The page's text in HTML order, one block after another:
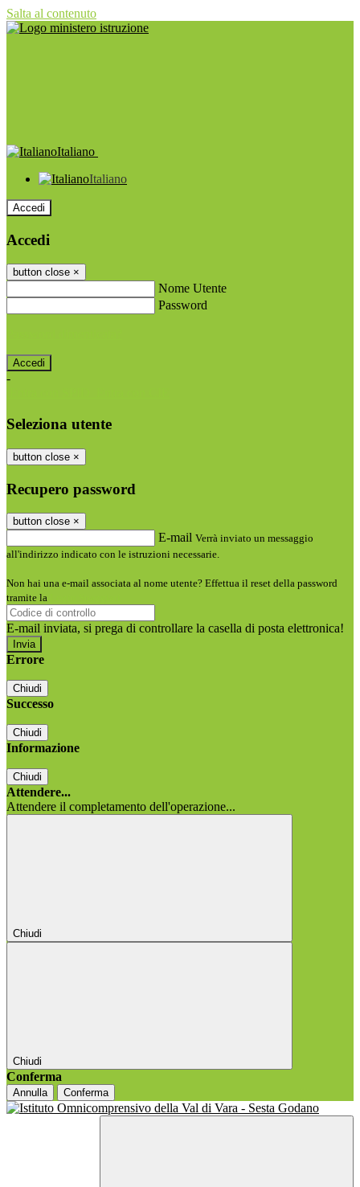
Salta al contenuto
Italiano
Italiano
Accedi
Accedi
button close ×
Nome Utente
Password
-
Seleziona utente
button close ×
Recupero password
button close ×
E-mail Verrà inviato un messaggio
all'indirizzo indicato con le istruzioni necessarie.
Non hai una e-mail associata al nome utente? Effettua il reset della password
tramite la
E-mail inviata, si prega di controllare la casella di posta elettronica!
Errore
Chiudi
Successo
Chiudi
Informazione
Chiudi
Attendere...
Attendere il completamento dell'operazione...
Chiudi
Chiudi
Conferma
Annulla Conferma